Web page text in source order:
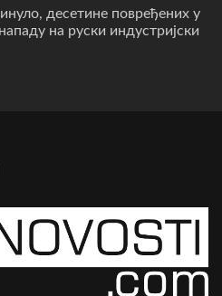
десетине повређених у
на руски индустријски